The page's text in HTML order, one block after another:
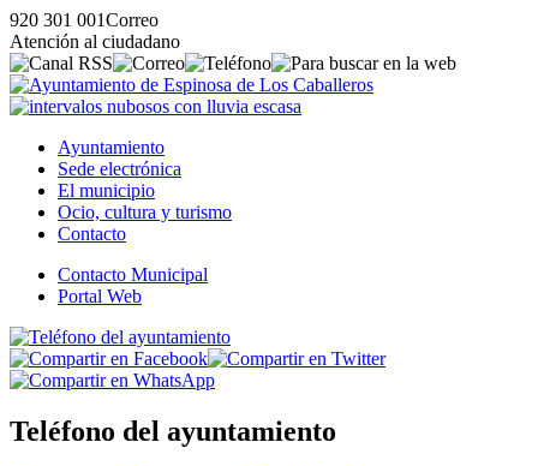
920 301 001Correo
Atención al ciudadano
Ayuntamiento
Sede electrónica
El municipio
Ocio, cultura y turismo
Contacto
Contacto Municipal
Portal Web
Teléfono del ayuntamiento